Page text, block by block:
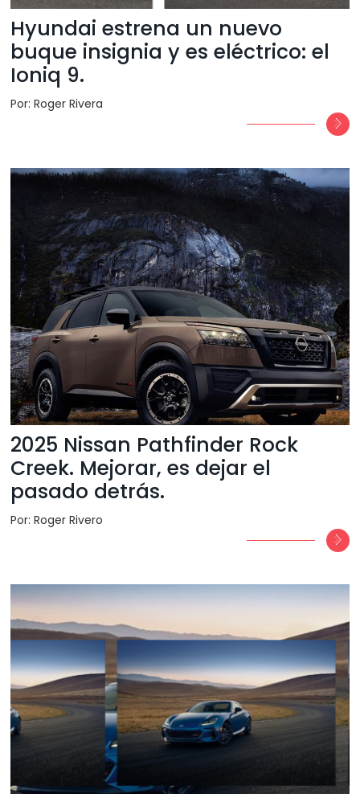
Hyundai estrena un nuevo
buque insignia y es eléctrico: el
Ioniq 9.
Por: Roger Rivera
2025 Nissan Pathfinder Rock
Creek. Mejorar, es dejar el
pasado detrás.
Por: Roger Rivero